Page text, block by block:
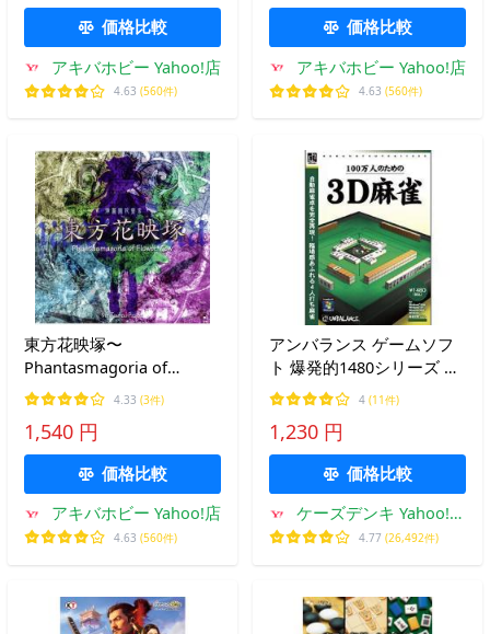
価格比較
アキバホビー Yahoo!店
4.63 (560件)
価格比較
アキバホビー Yahoo!店
4.63 (560件)
東方花映塚〜
Phantasmagoria of
Flower View / 上海アリス
幻樂団
4.33 (3件)
1,540 円
価格比較
アキバホビー Yahoo!店
4.63 (560件)
アンバランス ゲームソフ
ト 爆発的1480シリーズ ベ
ストセレクション 100万人
のための3D麻雀
4 (11件)
1,230 円
価格比較
ケーズデンキ Yahoo!シ
ョップ
4.77 (26,492件)